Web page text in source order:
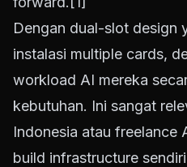
Dengan dual-slot design
instalasi multiple cards,
workload AI mereka
kebutuhan. Ini sangat
Indonesia atau freelance
build infrastructure